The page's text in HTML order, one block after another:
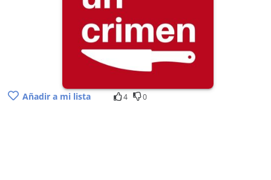
Añadir a mi lista 4 0